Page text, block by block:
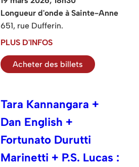
Longueur d'onde à Sainte-Anne
651, rue Dufferin.
PLUS D'INFOS
Acheter des billets
Tara Kannangara +
Dan English +
Fortunato Durutti
Marinetti + P.S. Lucas :